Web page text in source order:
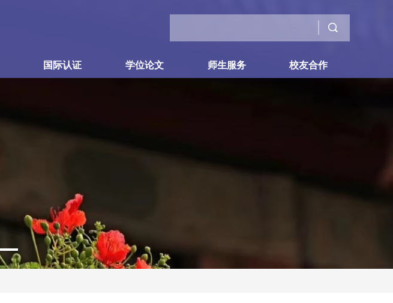
国际认证 学位论文 师生服务 校友合作